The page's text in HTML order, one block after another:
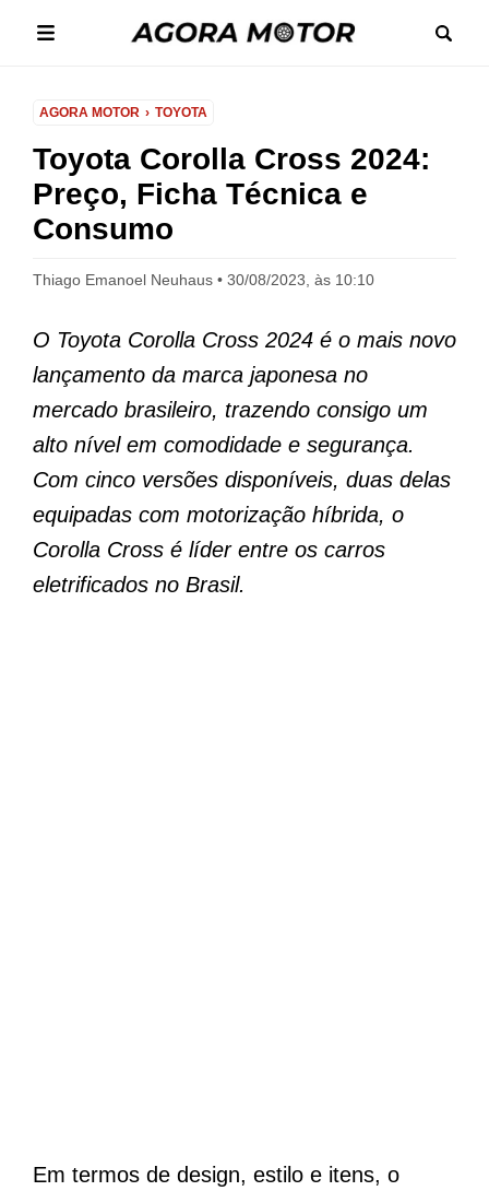
AGORA MOTOR TOYOTA
Toyota Corolla Cross 2024:
Preço, Ficha Técnica e
Consumo
Thiago Emanoel Neuhaus 30/08/2023, às 10:10
O Toyota Corolla Cross 2024 é o mais novo
lançamento da marca japonesa no
mercado brasileiro, trazendo consigo um
alto nível em comodidade e segurança.
Com cinco versões disponíveis, duas delas
equipadas com motorização híbrida, o
Corolla Cross é líder entre os carros
eletrificados no Brasil.
Em termos de design, estilo e itens, o